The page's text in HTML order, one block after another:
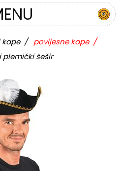
kape / povijesne kape /
plemićki šešir